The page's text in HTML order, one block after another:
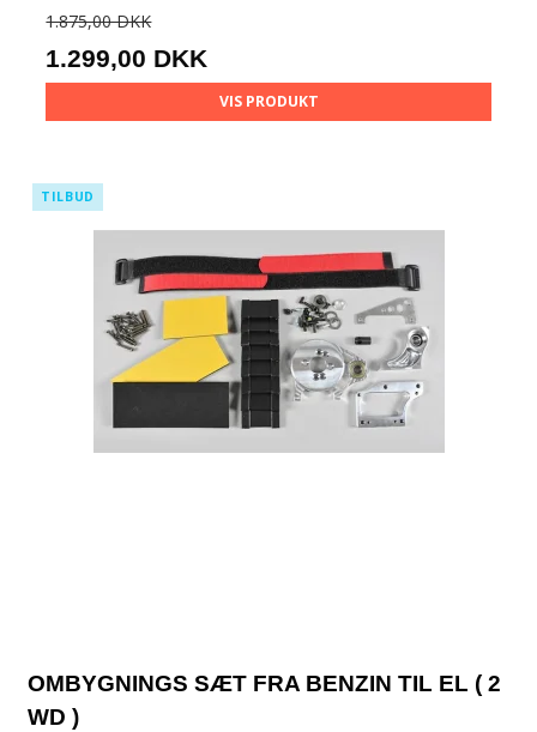
1.875,00 DKK
1.299,00 DKK
VIS PRODUKT
TILBUD
OMBYGNINGS SÆT FRA BENZIN TIL EL ( 2
WD )